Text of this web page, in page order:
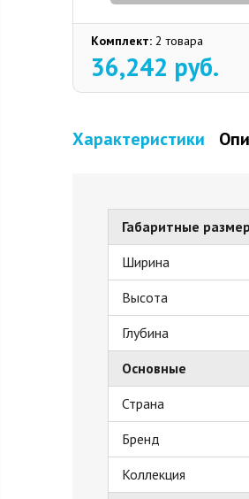
Комплект: 2 товара
36,242 руб.
Характеристики
Габаритные
Ширина
Высота
Глубина
Основные
Страна
Бренд
Коллекция